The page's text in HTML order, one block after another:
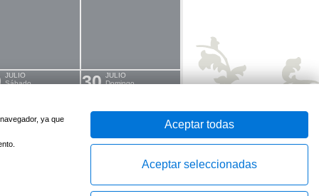
JULIO
Sábado
30 JULIO
Domingo
ya que
Aceptar todas
Aceptar seleccionadas